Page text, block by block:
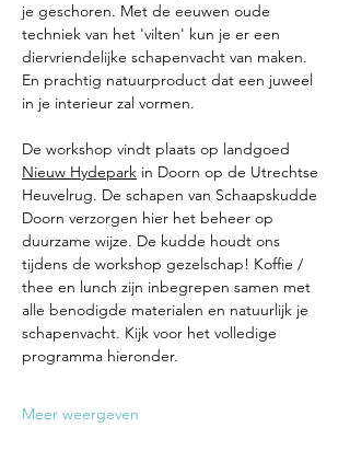
je geschoren. Met de eeuwen oude
techniek van het 'vilten' kun je er een
diervriendelijke schapenvacht van maken.
En prachtig natuurproduct dat een juweel
in je interieur zal vormen.
De workshop vindt plaats op landgoed
Nieuw Hydepark in Doorn op de Utrechtse
Heuvelrug. De schapen van Schaapskudde
Doorn verzorgen hier het beheer op
duurzame wijze. De kudde houdt ons
tijdens de workshop gezelschap! Koffie /
thee en lunch zijn inbegrepen samen met
alle benodigde materialen en natuurlijk je
schapenvacht. Kijk voor het volledige
programma hieronder.
Meer weergeven